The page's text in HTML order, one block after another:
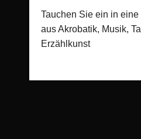
Tauchen Sie ein in
aus Akrobatik, Musik,
Erzählkunst